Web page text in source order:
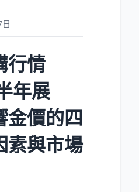
行情
年展
金價的四
素與市場